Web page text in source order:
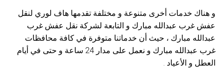
و هناك خدمات أخرى متنوعة و مختلفة تقدمها هاف لوري لنقل
عفش غرب عبدالله مبارك و التابعة لشركة نقل عفش غرب
عبدالله مبارك ، حيث أن خدماتنا متوفرة في كافة محافظات
غرب عبدالله مبارك و نعمل على مدار 24 ساعة و حتى في أيام
العطل و الأعياد .